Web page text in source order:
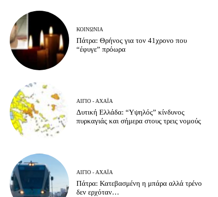
ΚΟΙΝΩΝΊΑ
Πάτρα: Θρήνος για τον 41χρονο που
“έφυγε” πρόωρα
ΑΊΓΙΟ - ΑΧΑΪ́Α
Δυτική Ελλάδα: “Υψηλός” κίνδυνος
πυρκαγιάς και σήμερα στους τρεις νομούς
ΑΊΓΙΟ - ΑΧΑΪ́Α
Πάτρα: Κατεβασμένη η μπάρα αλλά τρένο
δεν ερχόταν…